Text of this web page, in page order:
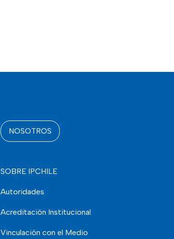
NOSOTROS
SOBRE IPCHILE
Autoridades
Acreditación Institucional
Vinculación con el Medio